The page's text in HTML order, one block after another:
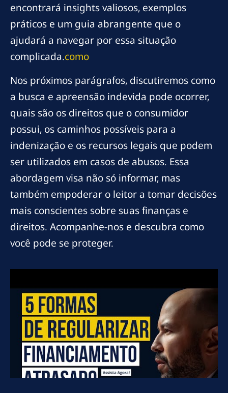
encontrará insights valiosos, exemplos
práticos e um guia abrangente que o
ajudará a navegar por essa situação
complicada.como
Nos próximos parágrafos, discutiremos como
a busca e apreensão indevida pode ocorrer,
quais são os direitos que o consumidor
possui, os caminhos possíveis para a
indenização e os recursos legais que podem
ser utilizados em casos de abusos. Essa
abordagem visa não só informar, mas
também empoderar o leitor a tomar decisões
mais conscientes sobre suas finanças e
direitos. Acompanhe-nos e descubra como
você pode se proteger.